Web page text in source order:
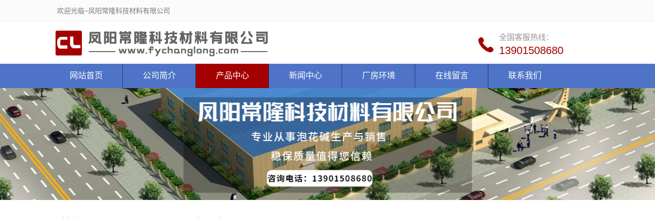
欢迎光临~凤阳常隆科技材料有限公司
全国客服热线：
13901508680
网站首页 公司简介 产品中心 新闻中心 厂房环境 在线留言 联系我们